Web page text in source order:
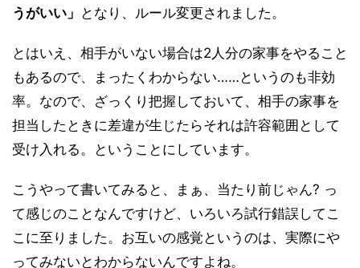
うがいい」 となり、ルール変更されました。
とはいえ、相手がいない場合は2人分の家事をやること
もあるので、まったくわからない……というのも非効
率。なので、ざっくり把握しておいて、相手の家事を
担当したときに差違が生じたらそれは許容範囲として
受け入れる。ということにしています。
こうやって書いてみると、まぁ、当たり前じゃん? っ
て感じのことなんですけど、いろいろ試行錯誤してこ
こに至りました。お互いの感覚というのは、実際にや
ってみないとわからないんですよね。